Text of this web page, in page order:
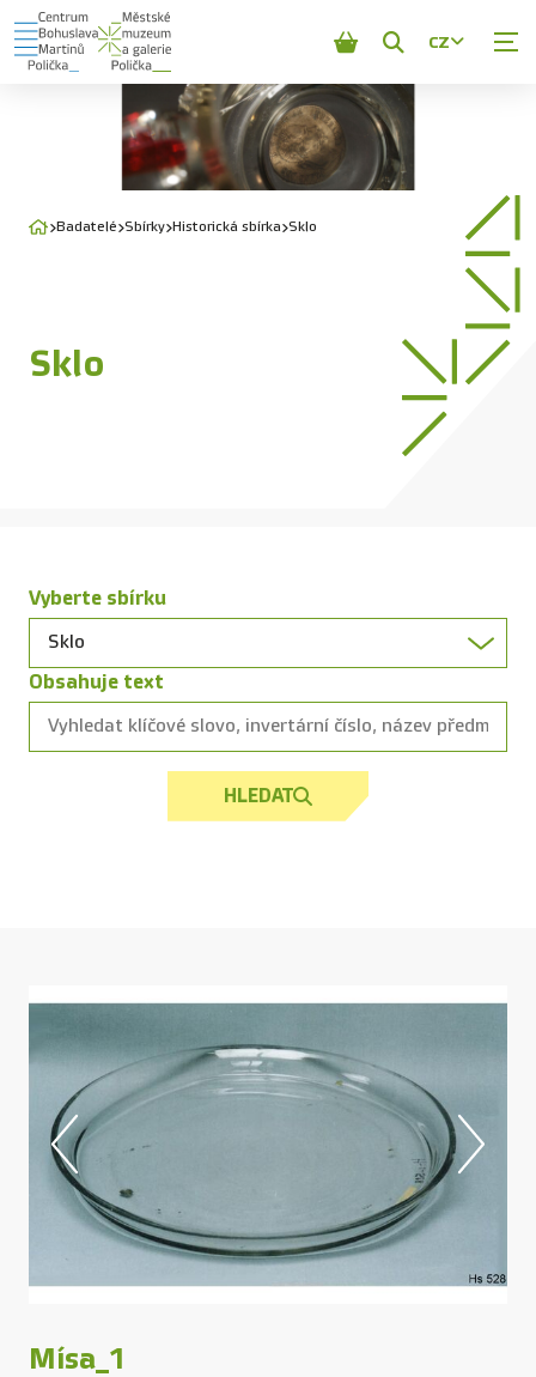
Zobrazit
vyhledávání
CZ
Badatelé Sbírky Historická sbírka Sklo
Sklo
Vyberte sbírku
Obsahuje text
HLEDAT
Mísa_1